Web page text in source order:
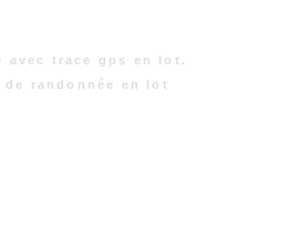
avec trace gps en lot.
randonnée en lot